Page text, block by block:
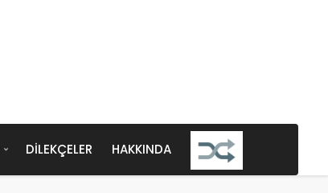
DILEKÇELER HAKKINDA